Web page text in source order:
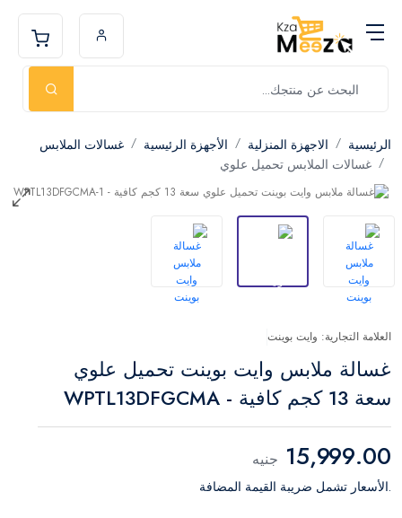
الرئيسية الاجهزة المنزلية الأجهزة الرئيسية
غسالات الملابس
غسالات الملابس تحميل علوي
العلامة التجارية: وايت بوينت
غسالة ملابس وايت بوينت تحميل علوي
سعة 13 كجم كافية - WPTL13DFGCMA
15,999.00 جنيه
.الأسعار تشمل ضريبة القيمة المضافة